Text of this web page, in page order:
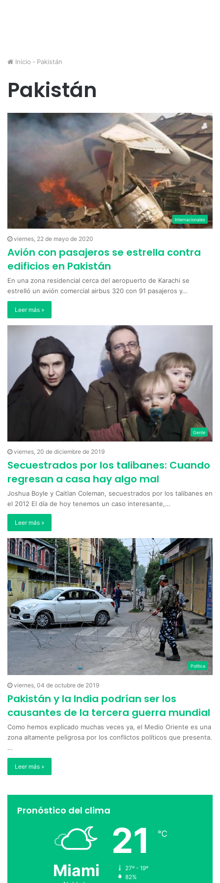
Inicio - Pakistán
Pakistán
Internacionales
viernes, 22 de mayo de 2020
Avión con pasajeros se estrella contra
edificios en Pakistán
En una zona residencial cerca del aeropuerto de Karachi se
estrelló un avión comercial airbus 320 con 91 pasajeros y…
Leer más »
Gente
viernes, 20 de diciembre de 2019
Secuestrados por los talibanes: Cuando
regresan a casa hay algo mal
Joshua Boyle y Caitlan Coleman, secuestrados por los talibanes en
el 2012 El día de hoy tenemos un caso interesante,…
Leer más »
Política
viernes, 04 de octubre de 2019
Pakistán y la India podrían ser los
causantes de la tercera guerra mundial
Como hemos explicado muchas veces ya, el Medio Oriente es una
zona altamente peligrosa por los conflictos políticos que presenta.
…
Leer más »
Pronóstico del clima
Miami
21 ℃
27º - 19º
82%